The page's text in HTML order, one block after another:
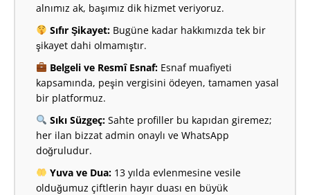
alnımız ak, başımız dik hizmet veriyoruz.
Sıfır Şikayet:Bugüne kadar hakkımızda tek bir
şikayet dahi olmamıştır.
Belgeli ve Resmî Esnaf:Esnaf muafiyeti
kapsamında, peşin vergisini ödeyen, tamamen yasal
bir platformuz.
Sıkı Süzgeç:Sahte profiller bu kapıdan giremez;
her ilan bizzat admin onaylı ve WhatsApp
doğruludur.
Yuva ve Dua:13 yılda evlenmesine vesile
olduğumuz çiftlerin hayır duası en büyük